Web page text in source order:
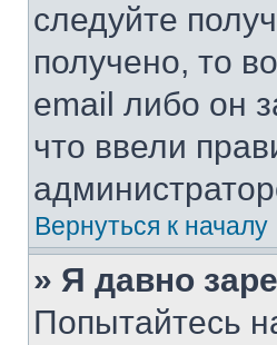
следуйте
получено, то
email либо он
что ввели
Вернуться к началу
» Я давно
Попытайтесь